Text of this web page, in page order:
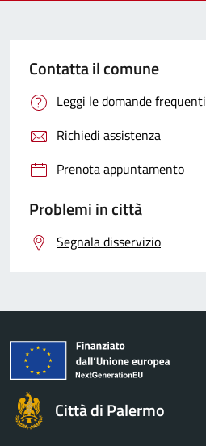
Contatta il comune
Leggi le domande frequenti
Richiedi assistenza
Prenota appuntamento
Problemi in città
Segnala disservizio
Città di Palermo